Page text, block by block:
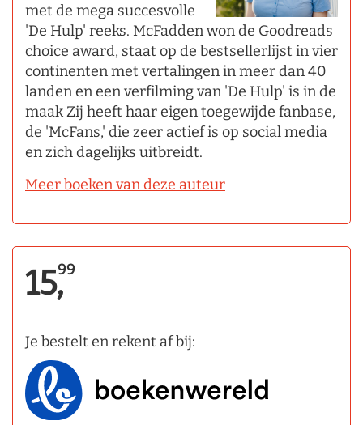
met de mega succesvolle
'De Hulp' reeks. McFadden won de Goodreads
choice award, staat op de bestsellerlijst in vier
continenten met vertalingen in meer dan 40
landen en een verfilming van 'De Hulp' is in de
maak Zij heeft haar eigen toegewijde fanbase,
de 'McFans,' die zeer actief is op social media
en zich dagelijks uitbreidt.
Meer boeken van deze auteur
15,99
Je bestelt en rekent af bij: